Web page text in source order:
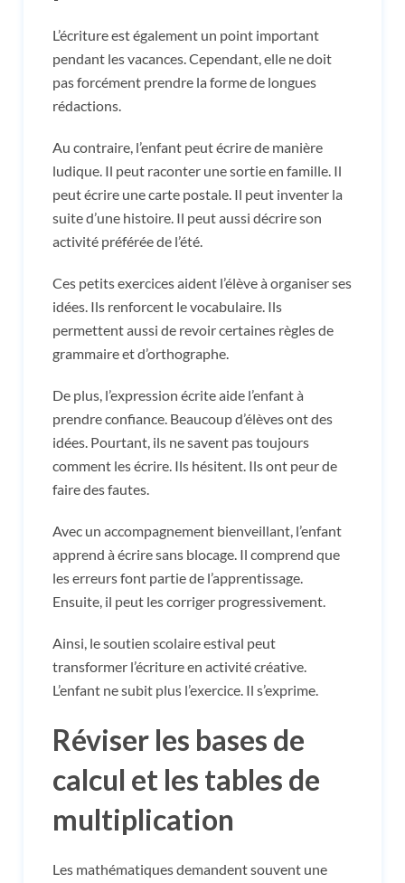
L’écriture est également un point important
pendant les vacances. Cependant, elle ne doit
pas forcément prendre la forme de longues
rédactions.
Au contraire, l’enfant peut écrire de manière
ludique. Il peut raconter une sortie en famille. Il
peut écrire une carte postale. Il peut inventer la
suite d’une histoire. Il peut aussi décrire son
activité préférée de l’été.
Ces petits exercices aident l’élève à organiser ses
idées. Ils renforcent le vocabulaire. Ils
permettent aussi de revoir certaines règles de
grammaire et d’orthographe.
De plus, l’expression écrite aide l’enfant à
prendre confiance. Beaucoup d’élèves ont des
idées. Pourtant, ils ne savent pas toujours
comment les écrire. Ils hésitent. Ils ont peur de
faire des fautes.
Avec un accompagnement bienveillant, l’enfant
apprend à écrire sans blocage. Il comprend que
les erreurs font partie de l’apprentissage.
Ensuite, il peut les corriger progressivement.
Ainsi, le soutien scolaire estival peut
transformer l’écriture en activité créative.
L’enfant ne subit plus l’exercice. Il s’exprime.
Réviser les bases de
calcul et les tables de
multiplication
Les mathématiques demandent souvent une